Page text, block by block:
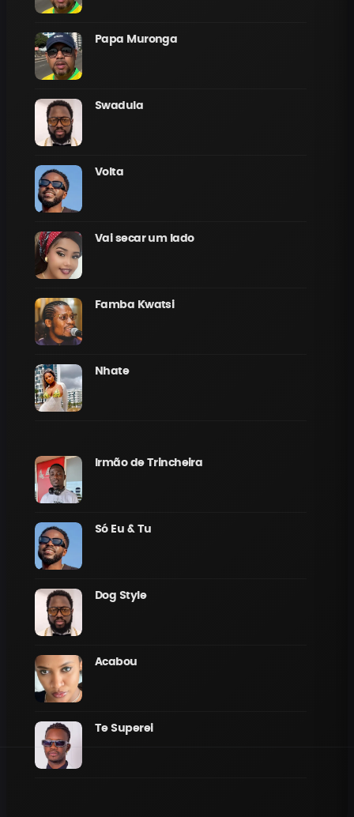
Papa Muronga
Swadula
Volta
Vai secar um lado
Famba Kwatsi
Nhate
Irmão de Trincheira
Só Eu & Tu
Dog Style
Acabou
Te Superei